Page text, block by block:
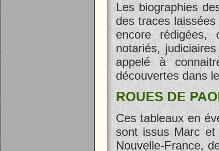
Les biographies
des traces
encore rédigées,
notariés,
appelé à
découvertes dans
ROUES DE
Ces tableaux en
sont issus Marc
Nouvelle-France,